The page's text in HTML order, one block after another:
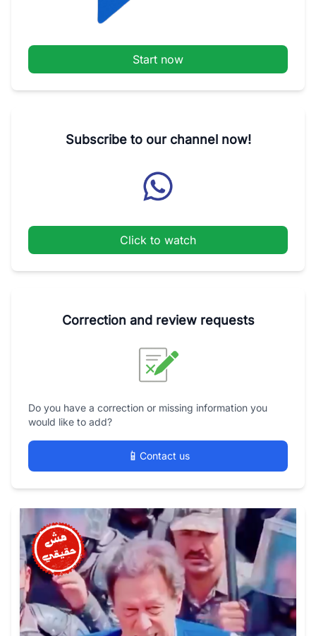
Start now
Subscribe to our channel now!
Click to watch
Correction and review requests
Do you have a correction or missing information you
would like to add?
📱 Contact us